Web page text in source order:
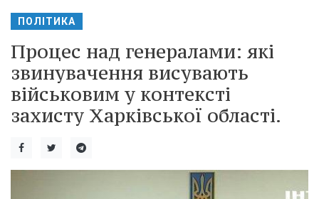
ПОЛІТИКА
Процес над генералами: які
звинувачення висувають
військовим у контексті
захисту Харківської області.